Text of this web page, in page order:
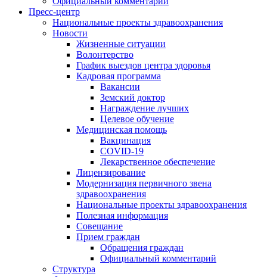
Пресс-центр
Национальные проекты здравоохранения
Новости
Жизненные ситуации
Волонтерство
График выездов центра здоровья
Кадровая программа
Вакансии
Земский доктор
Награждение лучших
Целевое обучение
Медицинская помощь
Вакцинация
COVID-19
Лекарственное обеспечение
Лицензирование
Модернизация первичного звена
здравоохранения
Национальные проекты здравоохранения
Полезная информация
Совещание
Прием граждан
Обращения граждан
Официальный комментарий
Структура